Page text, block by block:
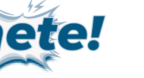
de los Sujetos Delegados,
la profesionalización, la independencia y la
la viabilidad del sistema